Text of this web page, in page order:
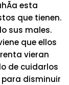
esta
que tienen.
sus males.
que ellos
vieran
de cuidarlos
para disminuir